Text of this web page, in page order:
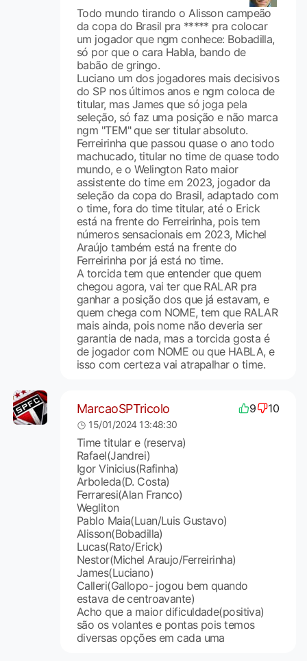
Todo mundo tirando o Alisson campeão
da copa do Brasil pra ***** pra colocar
um jogador que ngm conhece: Bobadilla,
só por que o cara Habla, bando de
babão de gringo.
Luciano um dos jogadores mais decisivos
do SP nos últimos anos e ngm coloca de
titular, mas James que só joga pela
seleção, só faz uma posição e não marca
ngm "TEM" que ser titular absoluto.
Ferreirinha que passou quase o ano todo
machucado, titular no time de quase todo
mundo, e o Welington Rato maior
assistente do time em 2023, jogador da
seleção da copa do Brasil, adaptado com
o time, fora do time titular, até o Erick
está na frente do Ferreirinha, pois tem
números sensacionais em 2023, Michel
Araújo também está na frente do
Ferreirinha por já está no time.
A torcida tem que entender que quem
chegou agora, vai ter que RALAR pra
ganhar a posição dos que já estavam, e
quem chega com NOME, tem que RALAR
mais ainda, pois nome não deveria ser
garantia de nada, mas a torcida gosta é
de jogador com NOME ou que HABLA, e
isso com certeza vai atrapalhar o time.
MarcaoSPTricolo 9 10
15/01/2024 13:48:30
Time titular e (reserva)
Rafael(Jandrei)
Igor Vinicius(Rafinha)
Arboleda(D. Costa)
Ferraresi(Alan Franco)
Wegliton
Pablo Maia(Luan/Luis Gustavo)
Alisson(Bobadilla)
Lucas(Rato/Erick)
Nestor(Michel Araujo/Ferreirinha)
James(Luciano)
Calleri(Gallopo- jogou bem quando
estava de centroavante)
Acho que a maior dificuldade(positiva)
são os volantes e pontas pois temos
diversas opções em cada uma